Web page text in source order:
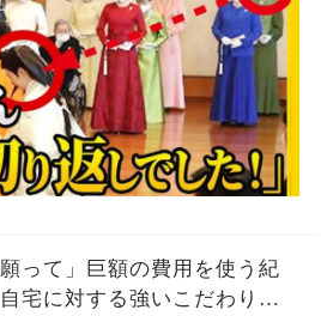
って」巨額の費用を使う紀
宅に対する強いこだわりと